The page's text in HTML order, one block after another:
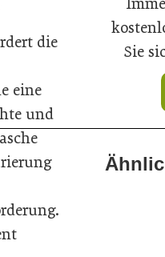
die
eine
und
Sie
20. Juli